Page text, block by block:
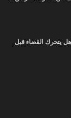
هل يتحرك القضاء قبل